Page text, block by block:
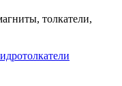
толкатели,